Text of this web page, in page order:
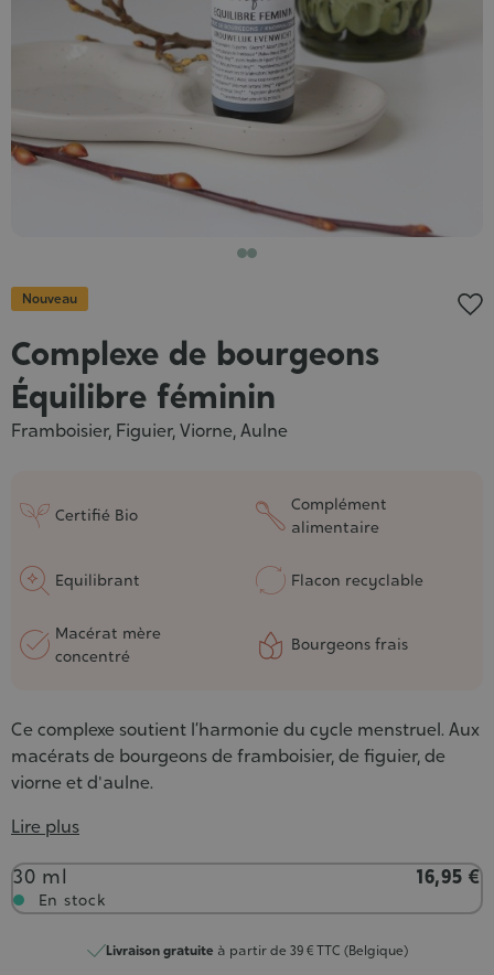
Nouveau
Complexe de bourgeons
Équilibre féminin
Framboisier, Figuier, Viorne, Aulne
Certifié Bio
Complément
alimentaire
Equilibrant Flacon recyclable
Macérat mère
concentré
Bourgeons frais
Ce complexe soutient l’harmonie du cycle menstruel. Aux
macérats de bourgeons de framboisier, de figuier, de
viorne et d'aulne.
Lire plus
Contenance
30 ml 16,95 €
En stock
Livraison gratuite à partir de 39 € TTC (Belgique)